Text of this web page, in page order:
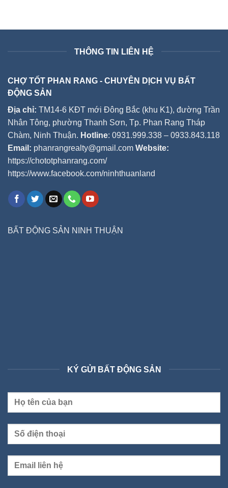
THÔNG TIN LIÊN HỆ
CHỢ TỐT PHAN RANG - CHUYÊN DỊCH VỤ BẤT
ĐỘNG SẢN
Địa chỉ: TM14-6 KĐT mới Đông Bắc (khu K1), đường Trần
Nhân Tông, phường Thanh Sơn, Tp. Phan Rang Tháp
Chàm, Ninh Thuận. Hotline: 0931.999.338 – 0933.843.118
Email: phanrangrealty@gmail.com Website:
https://chototphanrang.com/
https://www.facebook.com/ninhthuanland
BẤT ĐỘNG SẢN NINH THUẬN
KÝ GỬI BẤT ĐỘNG SẢN